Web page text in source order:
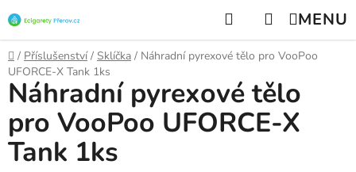
na
obsah
Hledat NÁKUPNÍ
KOŠÍK
Domů
/ Příslušenství / Sklíčka / Náhradní pyrexové tělo pro VooPoo
UFORCE-X Tank 1ks
Náhradní pyrexové tělo
pro VooPoo UFORCE-X
Tank 1ks